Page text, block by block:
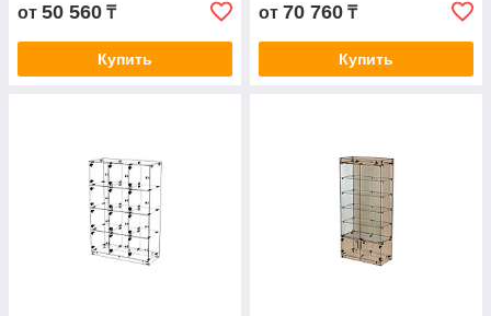
от 50 560 ₸
Купить
от 70 760 ₸
Купить